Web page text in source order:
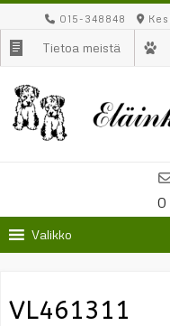
to
content
015-348848
Tietoa meistä
0
Valikko
VL461311